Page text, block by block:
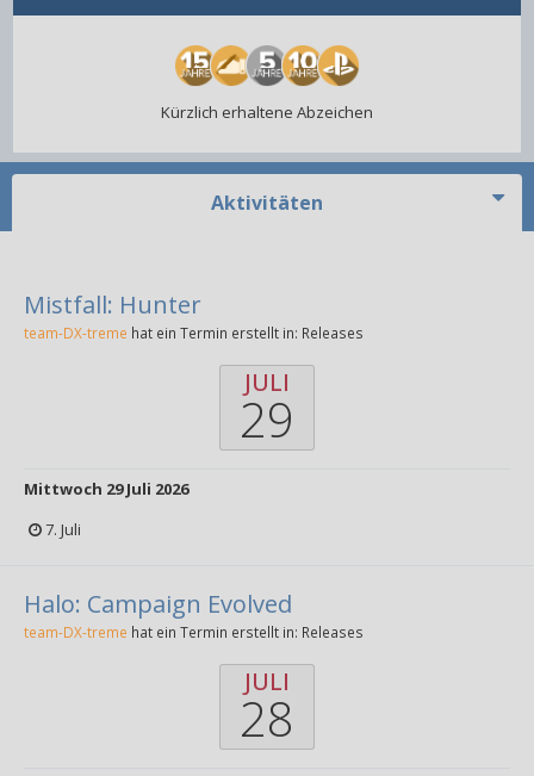
Kürzlich erhaltene Abzeichen
Aktivitäten
Mistfall: Hunter
team-DX-treme hat ein Termin erstellt in: Releases
JULI
29
Mittwoch 29 Juli 2026
7. Juli
Halo: Campaign Evolved
team-DX-treme hat ein Termin erstellt in: Releases
JULI
28